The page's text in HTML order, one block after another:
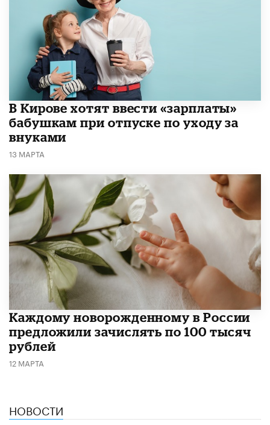
В Кирове хотят ввести «зарплаты»
бабушкам при отпуске по уходу за
внуками
13 МАРТА
Каждому новорожденному в России
предложили зачислять по 100 тысяч
рублей
12 МАРТА
НОВОСТИ